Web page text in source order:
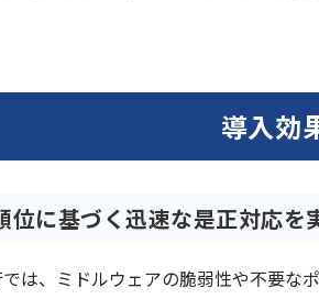
導入効
位に基づく迅速な是正対応を
は、ミドルウェアの脆弱性や不要